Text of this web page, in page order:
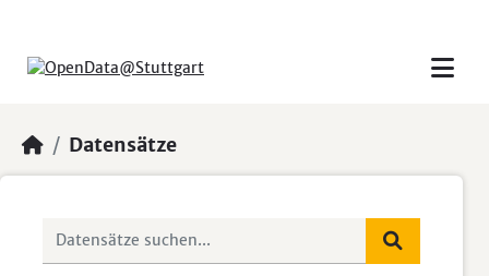
Datensätze